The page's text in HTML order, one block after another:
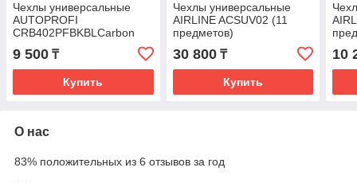
Чехлы универсальные
AUTOPROFI
CRB402PFBKBLCarbon
Plus (4 предмета цвет
черный синий)
9 500 ₸
Купить
Чехлы универсальные
AIRLINE ACSUV02 (11
предметов)
30 800₸
Купить
10
О нас
83% положительных из 6 отзывов за год